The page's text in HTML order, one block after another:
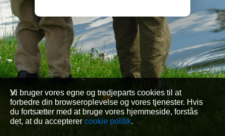
Vi bruger vores egne og tredjeparts cookies til at
forbedre din browseroplevelse og vores tjenester. Hvis
du fortsætter med at bruge vores hjemmeside, forstås
det, at du accepterer cookie politik.